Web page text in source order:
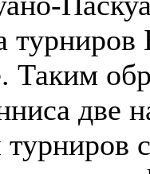
Таким
две